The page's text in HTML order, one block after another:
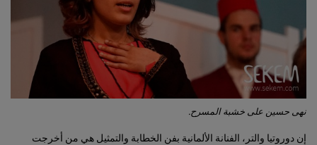
نهى حسين على خشبة المسرح.
إن دوروتيا والتر، الفنانة الألمانية بفن الخطابة والتمثيل هي من أخرجت